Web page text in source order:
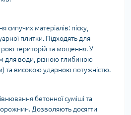
сипучих матеріалів: піску,
плитки. Підходять для
територій та мощення. У
для води, різною глибиною
та високою ударною потужністю.
бетонної суміші та
Дозволяють досягти